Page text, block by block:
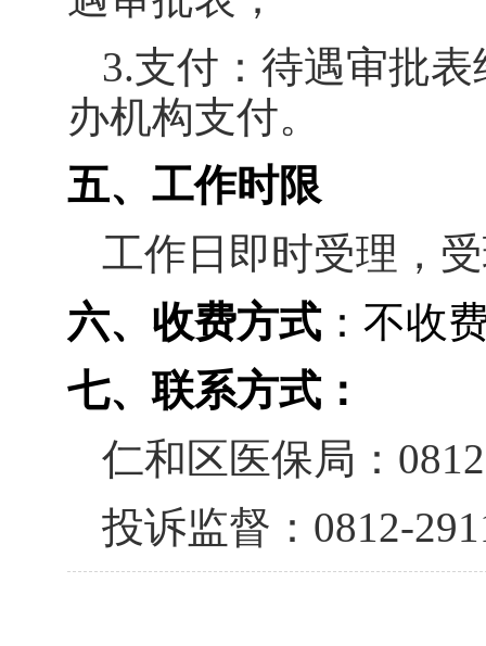
3.支付：待遇审批
办机构支付。
五、工作时限
工作日即时受理，
六、收费方式：不收
七、联系方式：
仁和区医保局：
投诉监督： 0812-